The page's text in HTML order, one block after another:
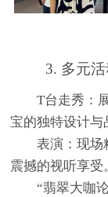
3. 多元活
T台走秀：
宝的独特设计与
表演：现场
震撼的视听享受
“翡翠大咖